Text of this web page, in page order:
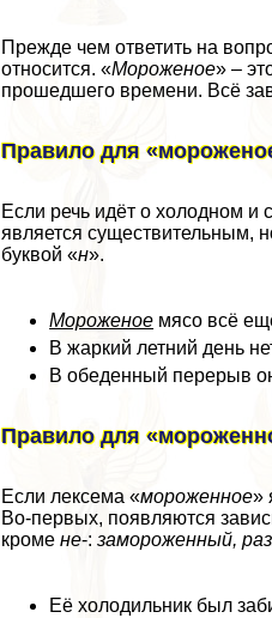
Прежде чем ответить на
относится. «Мороженое» –
прошедшего времени. Всё
Правило для
Если речь идёт о холодном и
является существительным,
буквой «н».
Мороженое мясо всё
В жаркий летний день
В обеденный перерыв
Правило для
Если лексема «мороженное»
Во-первых, появляются
кромене-:замороженный,
Её холодильник был